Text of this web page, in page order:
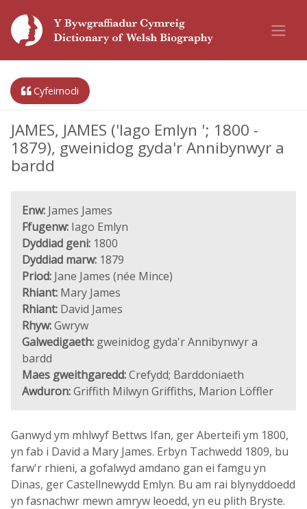
Cyfeirnodi
JAMES, JAMES ('Iago Emlyn '; 1800 -
1879), gweinidog gyda'r Annibynwyr a
bardd
Enw: James James
Ffugenw: Iago Emlyn
Dyddiad geni: 1800
Dyddiad marw: 1879
Priod: Jane James (née Mince)
Rhiant: Mary James
Rhiant: David James
Rhyw:Gwryw
Galwedigaeth: gweinidog gyda'r Annibynwyr a
bardd
Maes gweithgaredd:Crefydd; Barddoniaeth
Awduron:Griffith Milwyn Griffiths, Marion Löffler
Ganwyd ym mhlwyf Bettws Ifan, ger Aberteifi ym 1800,
yn fab i David a Mary James. Erbyn Tachwedd 1809, bu
farw'r rhieni, a gofalwyd amdano gan ei famgu yn
Dinas, ger Castellnewydd Emlyn. Bu am rai blynyddoedd
yn fasnachwr mewn amryw leoedd, yn eu plith Bryste.